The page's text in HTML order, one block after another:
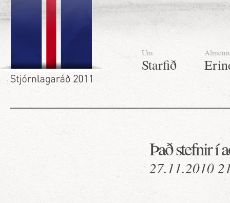
Um
Starfið
Almenn
Það stefnir í
27.11.2010